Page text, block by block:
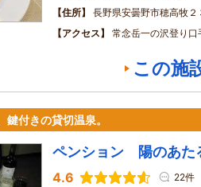
住所
長野県安曇野市穂高牧２
アクセス
常念岳一の沢登り口
この施
付きの貸切温泉。
ペンション 陽のあた
4.6 22件